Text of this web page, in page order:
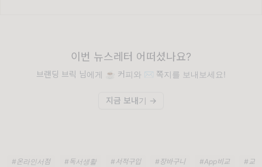
이번 뉴스레터 어떠셨나요?
브랜딩 브릭 님에게 ☕️ 커피와 ✉️ 쪽지를 보내보세요!
지금 보내기 →
#온라인서점 #독서생활 #서적구입 #장바구니 #App비교 #교